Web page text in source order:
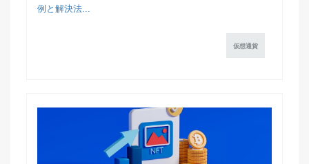
例と解決法...
仮想通貨